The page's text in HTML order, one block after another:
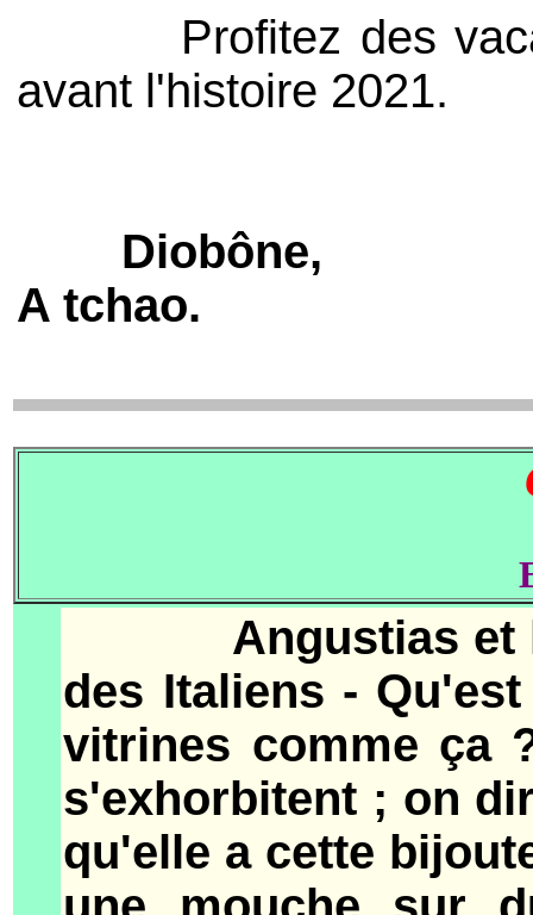
Profitez des
avant l'histoire 2021.
Diobône,
A tchao.
Angustias et la
des Italiens -
vitrines comme ça
s'exhorbitent ; on
qu'elle a cette